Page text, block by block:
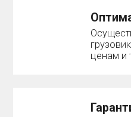
ценам и